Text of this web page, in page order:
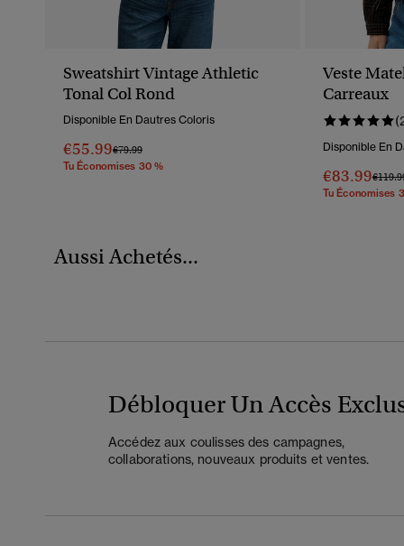
Sweatshirt Vintage Athletic
Tonal Col Rond
Disponible En Dautres Coloris
€55.99Prix Réduit De
€79.99À
Tu Économises 30 %
Veste
Carreaux
Disponible En
€83.99Prix
Tu Économises
Aussi Achetés...
Débloquer Un Accès
Accédez aux coulisses des campagnes,
collaborations, nouveaux produits et ventes.